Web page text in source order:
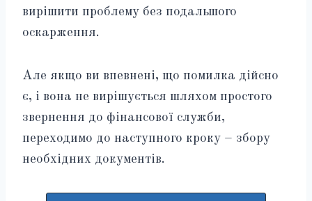
вирішити проблему без подальшого
оскарження.
Але якщо ви впевнені, що помилка дійсно
є, і вона не вирішується шляхом простого
звернення до фінансової служби,
переходимо до наступного кроку – збору
необхідних документів.